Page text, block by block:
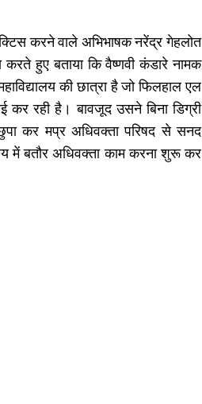
करने वाले अभिभाषक नरेंद्र गेहलोत
हुए बताया कि वैष्णवी कंडारे नामक
की छात्रा है जो फिलहाल एल
कर रही है। बावजूद उसने बिना डिग्री
कर मप्र अधिवक्ता परिषद से सनद
में बतौर अधिवक्ता काम करना शुरू कर